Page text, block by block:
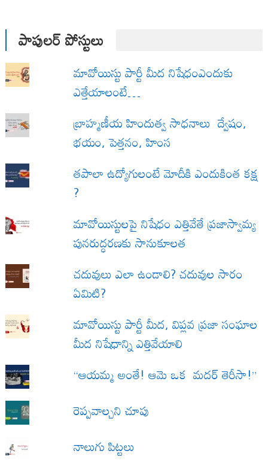
పాపులర్ పోస్టులు
మావోయిస్టు పార్టీ మీద నిషేధంఎందుకు
ఎత్తేయాలంటే…
బ్రాహ్మణీయ హిందుత్వ సాధనాలు ద్వేషం,
భయం, పెత్తనం, హింస
త‌పాలా ఉద్యోగులంటే మోదీకి ఎందుకింత కక్ష
?
మావోయిస్టులపై నిషేధం ఎత్తివేతే ప్రజాస్వామ్య
పునరుద్ధరణకు సానుకూలత
చదువులు ఎలా ఉండాలి? చదువుల సారం
ఏమిటి?
మావోయిస్టు పార్టీ మీద, విప్లవ ప్రజా సంఘాల
మీద నిషేధాన్ని ఎత్తివేయాలి
“ఆయమ్మ అంతే! ఆమె ఒక మదర్ తెరీసా!”
రెప్పవాల్చని చూపు
నాలుగు పిట్టలు